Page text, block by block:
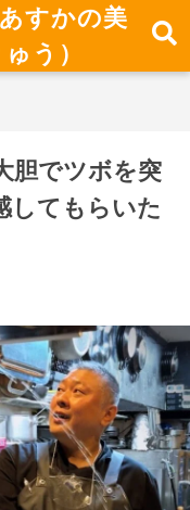
すかの美
う）
胆でツボを突
してもらいた